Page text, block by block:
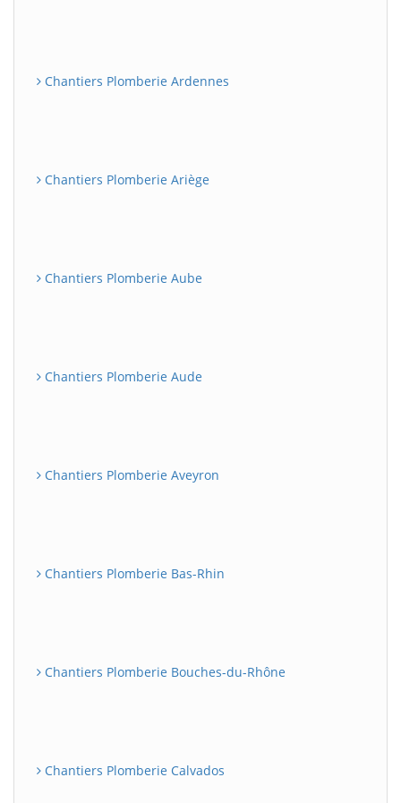
Chantiers Plomberie Ardennes
Chantiers Plomberie Ariège
Chantiers Plomberie Aube
Chantiers Plomberie Aude
Chantiers Plomberie Aveyron
Chantiers Plomberie Bas-Rhin
Chantiers Plomberie Bouches-du-Rhône
Chantiers Plomberie Calvados